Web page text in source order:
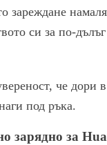
зареждане
си за по-
че дори
под ръка.
зарядно за